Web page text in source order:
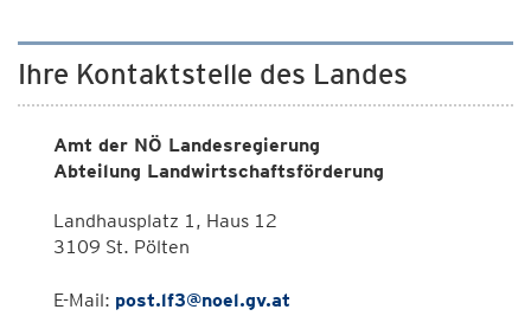
Ihre Kontaktstelle des Landes
Amt der NÖ Landesregierung
Abteilung Landwirtschaftsförderung
Landhausplatz 1, Haus 12
3109 St. Pölten
E-Mail: post.lf3@noel.gv.at